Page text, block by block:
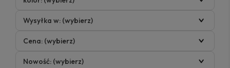
Wysyłka w: (wybierz)
Cena: (wybierz)
Nowość: (wybierz)